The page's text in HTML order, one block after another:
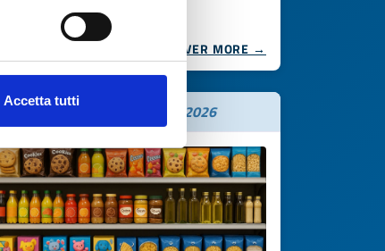
Accetta tutti
DISCOVER MORE →
Expires on 26 novembre 2026